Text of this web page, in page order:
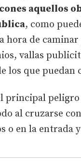
aquellos
, como
hora de
vallas
los que puedan
principal peligro
al cruzarse
o en la entrada